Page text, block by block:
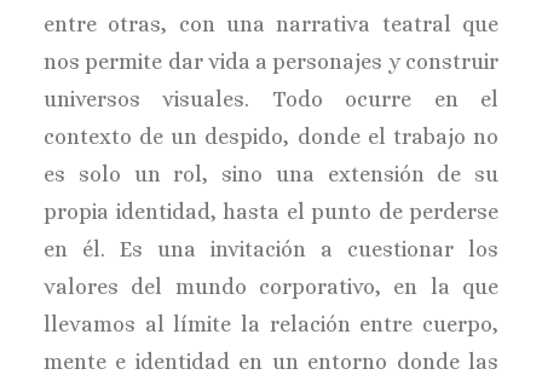
entre otras, con una narrativa teatral que
nos permite dar vida a personajes y construir
universos visuales. Todo ocurre en el
contexto de un despido, donde el trabajo no
es solo un rol, sino una extensión de su
propia identidad, hasta el punto de perderse
en él. Es una invitación a cuestionar los
valores del mundo corporativo, en la que
llevamos al límite la relación entre cuerpo,
mente e identidad en un entorno donde las